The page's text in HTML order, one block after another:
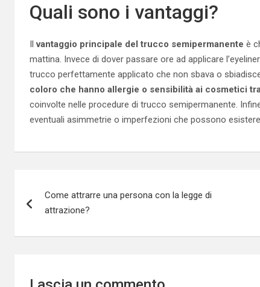
Quali sono i vantaggi?
Ilvantaggio principale del trucco semipermanente è
mattina. Invece di dover passare ore ad applicare
trucco perfettamente applicato che non sbava o
coloro che hanno allergie o sensibilità ai cosmetici
coinvolte nelle procedure di trucco semipermanente.
eventuali asimmetrie o imperfezioni che possono
articoli
Come attrarre una persona con la legge di
attrazione?